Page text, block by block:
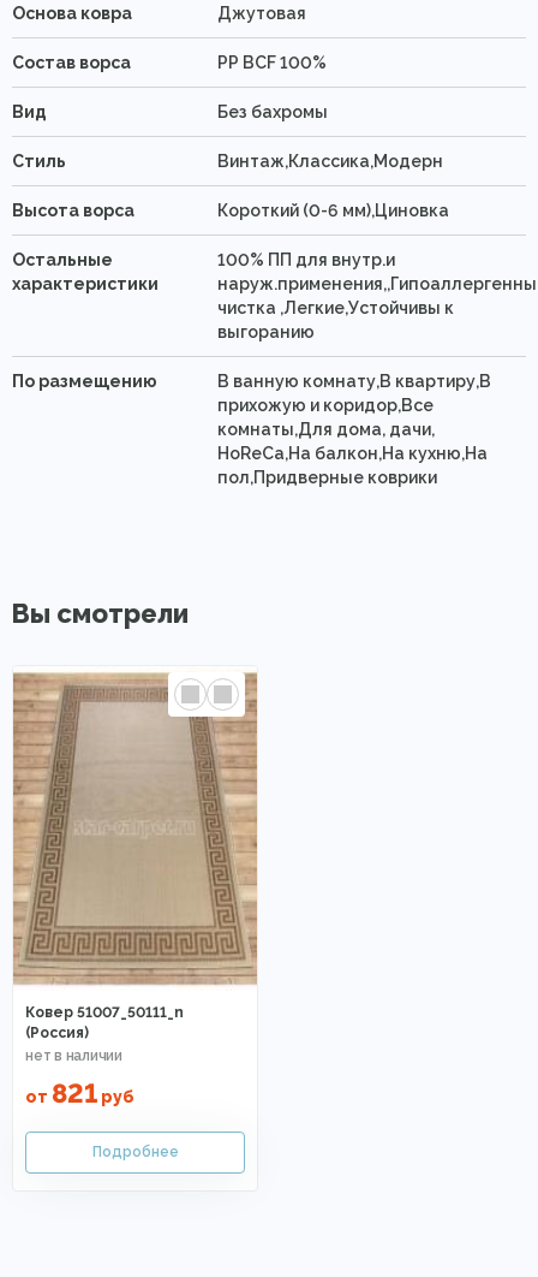
Основа ковра Джутовая
Состав ворса PP BCF 100%
Вид Без бахромы
Стиль Винтаж,Классика,Модерн
Высота ворса Короткий (0-6 мм),Циновка
Остальные
характеристики
100% ПП для внутр.и
чистка ,Легкие,Устойчивы к
выгоранию
По размещению
В ванную комнату,В квартиру,В
прихожую и коридор,Все
комнаты,Для дома, дачи,
HoReCa,На балкон,На кухню,На
пол,Придверные коврики
Вы смотрели
Ковер 51007_50111_n
(Россия)
от 821 руб